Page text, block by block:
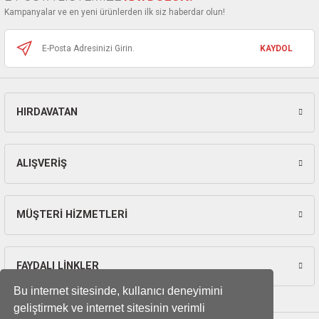
Bu internet sitesinde, kullanıcı deneyimini
geliştirmek ve internet sitesinin verimli
Bu ürüne benzer farklı alternatifler olmalı.
Kampanyalar ve en yeni ürünlerden ilk siz haberdar olun!
KAYDOL
HIRDAVATAN
ALIŞVERİŞ
MÜŞTERİ HİZMETLERİ
FAYDALI LİNKLER